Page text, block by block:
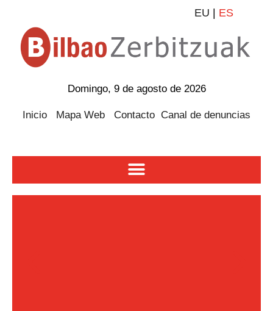
EU ES
Domingo, 9 de agosto de 2026
Inicio Mapa Web Contacto Canal de denuncias